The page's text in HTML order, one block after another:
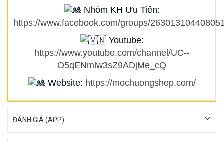
Nhóm KH Ưu Tiên:
https://www.facebook.com/groups/
Youtube:
https://www.youtube.com/channel/UC--
O5qENmlw3sZ9ADjMe_cQ
Website: https://mochuongshop.com/
ĐÁNH GIÁ (APP)